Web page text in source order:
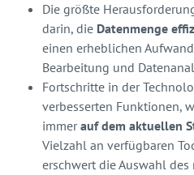
Die größte
darin, die Datenmenge
einen erheblichen
Bearbeitung und
Fortschritte in der
verbesserten Funktionen,
immerauf dem aktuellen
Vielzahl an verfügbaren
erschwert die Auswahl